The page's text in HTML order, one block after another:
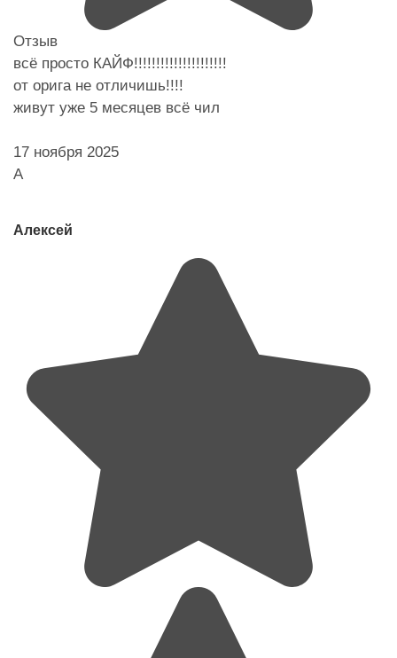
Отзыв
всё просто КАЙФ!!!!!!!!!!!!!!!!!!!!!
от орига не отличишь!!!!
живут уже 5 месяцев всё чил
17 ноября 2025
А
Алексей